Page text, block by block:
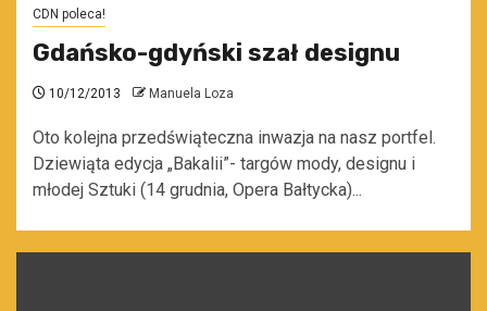
CDN poleca!
Gdańsko-gdyński szał designu
10/12/2013 Manuela Loza
Oto kolejna przedświąteczna inwazja na nasz portfel.
Dziewiąta edycja „Bakalii”- targów mody, designu i
młodej Sztuki (14 grudnia, Opera Bałtycka)...